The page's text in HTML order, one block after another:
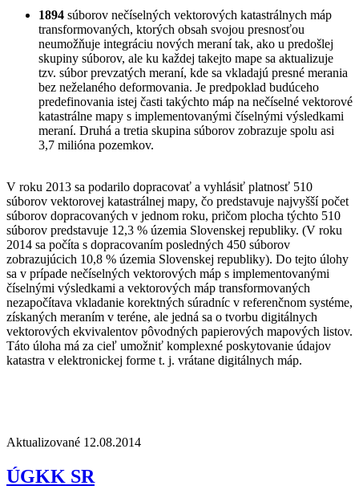
1894 súborov nečíselných vektorových katastrálnych máp
transformovaných, ktorých obsah svojou presnosťou
neumožňuje integráciu nových meraní tak, ako u predošlej
skupiny súborov, ale ku každej takejto mape sa aktualizuje
tzv. súbor prevzatých meraní, kde sa vkladajú presné merania
bez neželaného deformovania. Je predpoklad budúceho
predefinovania istej časti takýchto máp na nečíselné vektorové
katastrálne mapy s implementovanými číselnými výsledkami
meraní. Druhá a tretia skupina súborov zobrazuje spolu asi
3,7 milióna pozemkov.
V roku 2013 sa podarilo dopracovať a vyhlásiť platnosť 510
súborov vektorovej katastrálnej mapy, čo predstavuje najvyšší počet
súborov dopracovaných v jednom roku, pričom plocha týchto 510
súborov predstavuje 12,3 % územia Slovenskej republiky. (V roku
2014 sa počíta s dopracovaním posledných 450 súborov
zobrazujúcich 10,8 % územia Slovenskej republiky). Do tejto úlohy
sa v prípade nečíselných vektorových máp s implementovanými
číselnými výsledkami a vektorových máp transformovaných
nezapočítava vkladanie korektných súradníc v referenčnom systéme,
získaných meraním v teréne, ale jedná sa o tvorbu digitálnych
vektorových ekvivalentov pôvodných papierových mapových listov.
Táto úloha má za cieľ umožniť komplexné poskytovanie údajov
katastra v elektronickej forme t. j. vrátane digitálnych máp.
Aktualizované 12.08.2014
ÚGKK SR